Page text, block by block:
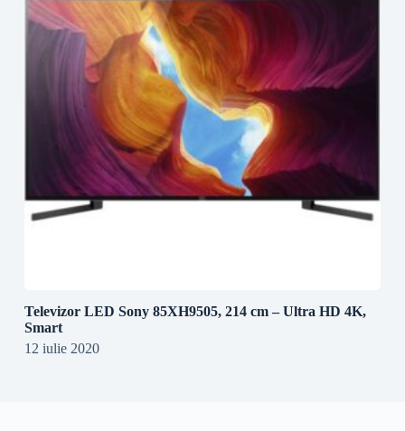
Televizor LED Sony 85XH9505, 214 cm – Ultra HD 4K,
Smart
12 iulie 2020